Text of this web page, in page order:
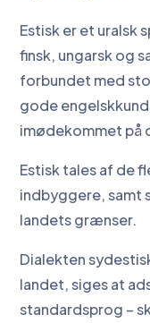
Estisk er et uralsk
finsk, ungarsk og
forbundet med
gode
imødekommet på
Estisk tales af de
indbyggere, samt
landets grænser.
Dialekten
landet, siges at
standardsprog –